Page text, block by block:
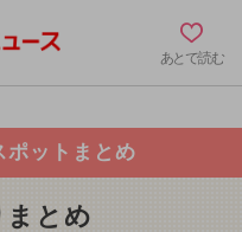
あとで読む
ポットまとめ
まとめ